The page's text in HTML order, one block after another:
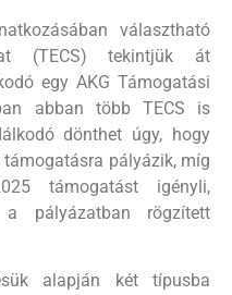
választható
(TECS) tekintjük át
egy AKG Támogatási
abban több TECS is
dönthet úgy, hogy
támogatásra pályázik, míg
támogatást igényli,
pályázatban rögzített
alapján két típusba